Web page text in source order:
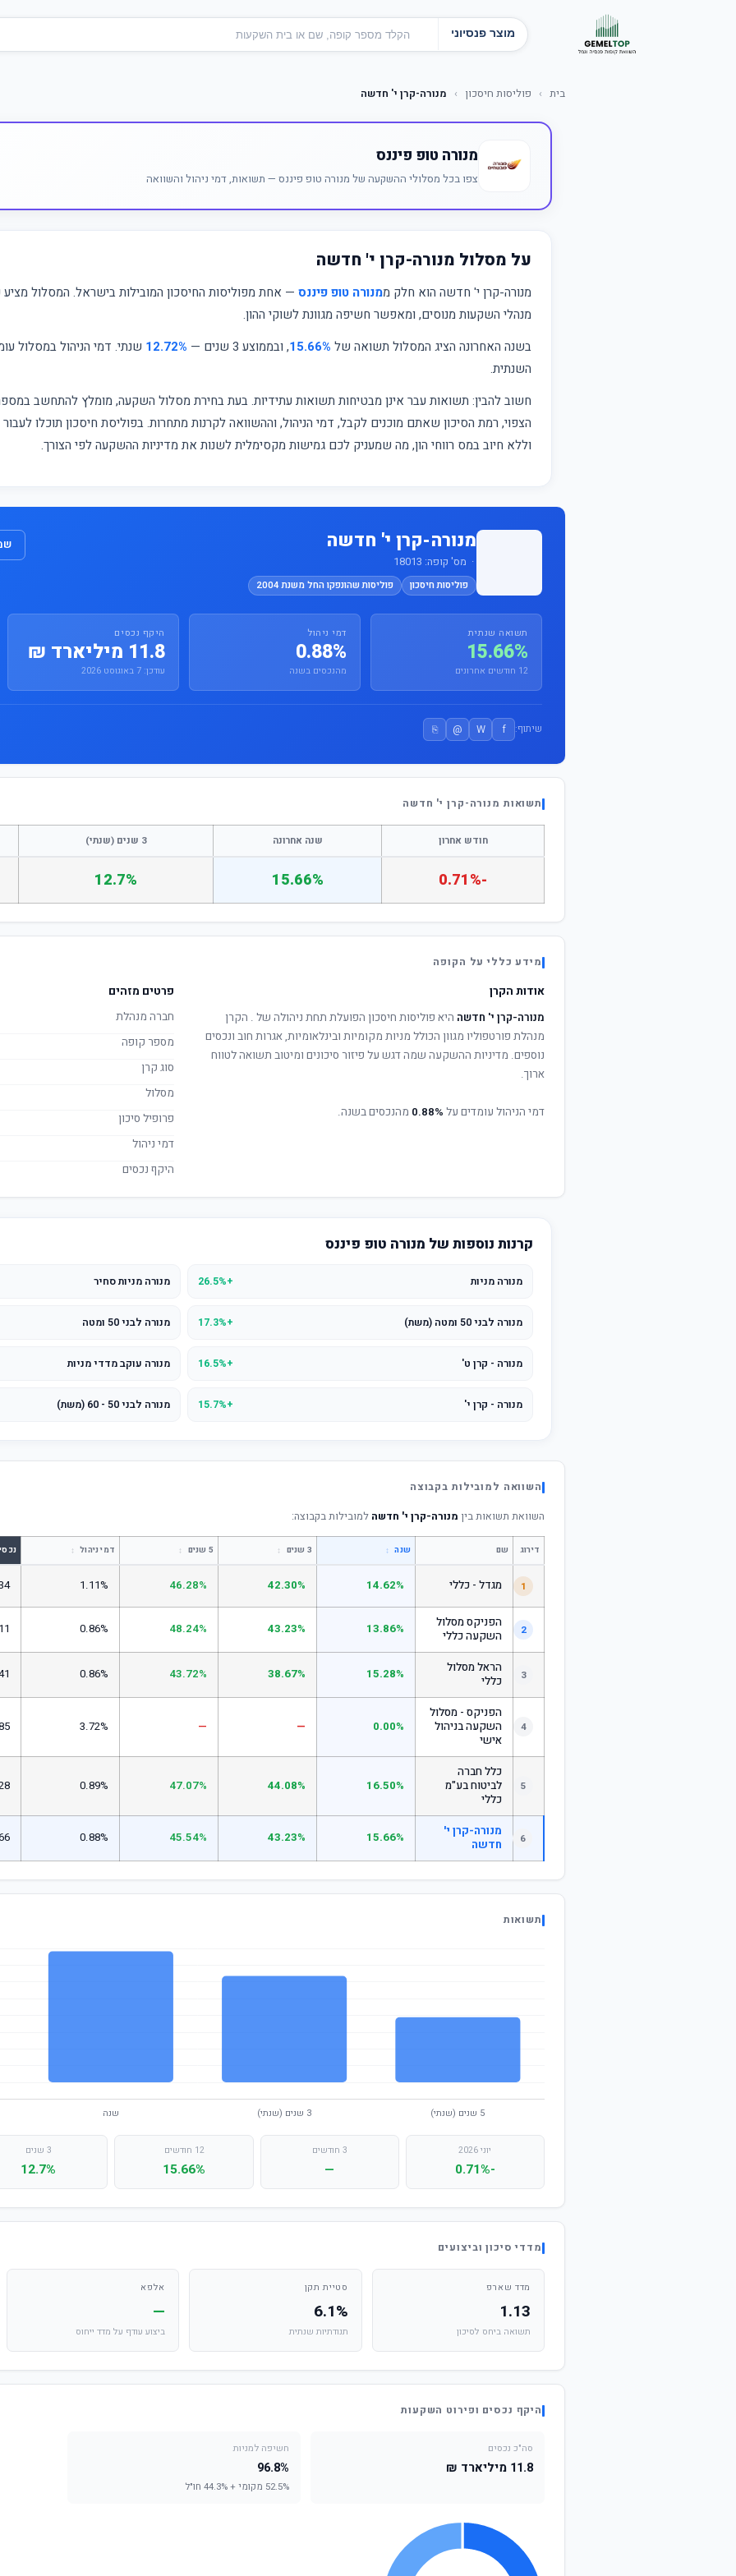
מוצר פנסיוני
בית › פוליסות חיסכון › מנורה-קרן י' חדשה
מנורה טופ פיננס
צפו בכל מסלולי ההשקעה של מנורה טופ פיננס — תשואות, דמי ניהול והשוואה
על מסלול מנורה-קרן י' חדשה
מנורה-קרן י' חדשה הוא חלק ממנורה טופ פיננס — אחת מפוליסות החיסכון המובילות בישראל. המסלול מציע
מנהלי השקעות מנוסים, ומאפשר חשיפה מגוונת לשוקי ההון.
בשנה האחרונה הציג המסלול תשואה של 15.66%, ובממוצע 3 שנים — 12.72% שנתי. דמי הניהול במסלול
השנתית.
חשוב להבין: תשואות עבר אינן מבטיחות תשואות עתידיות. בעת בחירת מסלול השקעה, מומלץ להתחשב
הצפוי, רמת הסיכון שאתם מוכנים לקבל, דמי הניהול, וההשוואה לקרנות מתחרות. בפוליסת חיסכון תוכלו
וללא חיוב במס רווחי הון, מה שמעניק לכם גמישות מקסימלית לשנות את מדיניות ההשקעה לפי הצורך.
מנורה-קרן י' חדשה
· מס' קופה: 18013
פוליסות חיסכון פוליסות שהונפקו החל משנת 2004
תשואה שנתית
15.66%
12 חודשים אחרונים
דמי ניהול
0.88%
מהנכסים בשנה
היקף נכסים
11.8 מיליארד ₪
עודכן: 7 באוגוסט 2026
שיתוף: f
W
@
⎘
תשואות מנורה-קרן י' חדשה
חודש אחרון שנה אחרונה 3 שנים (שנתי)
-0.71%
15.66%
12.7%
מידע כללי על הקופה
אודות הקרן
מנורה-קרן י' חדשה היא פוליסות חיסכון הפועלת תחת ניהולה של . הקרן
מנהלת פורטפוליו מגוון הכולל מניות מקומיות ובינלאומיות, אגרות חוב ונכסים
נוספים. מדיניות ההשקעה שמה דגש על פיזור סיכונים ומיטוב תשואה לטווח
ארוך.
דמי הניהול עומדים על 0.88% מהנכסים בשנה.
פרטים מזהים
חברה מנהלת
מספר קופה
סוג קרן
מסלול
פרופיל סיכון
דמי ניהול
היקף נכסים
קרנות נוספות של מנורה טופ פיננס
מנורה מניות +26.5% מנורה מניות סחיר
מנורה לבני 50 ומטה (משת) +17.3% מנורה לבני 50 ומטה
מנורה - קרן ט' +16.5% מנורה עוקב מדדי מניות
מנורה - קרן י' +15.7% מנורה לבני 50 - 60 (משת)
השוואה למובילות בקבוצה
השוואת תשואות בין מנורה-קרן י' חדשה למובילות בקבוצה:
דירוג שם שנה ↕ 3 שנים ↕ 5 שנים ↕ דמי ניהול ↕
1 מגדל - כללי 14.62%
42.30%
46.28%
1.11%
2
הפניקס מסלול
השקעה כללי
13.86%
43.23%
48.24%
0.86%
3
הראל מסלול
כללי
15.28%
38.67%
43.72%
0.86%
4
הפניקס - מסלול
השקעה בניהול
אישי
0.00%
—
—
3.72%
5
כלל חברה
לביטוח בע"מ
כללי
16.50%
44.08%
47.07%
0.89%
6
מנורה-קרן י'
חדשה
15.66%
43.23%
45.54%
0.88%
תשואות
יוני 2026
-0.71%
3 חודשים
—
12 חודשים
15.66%
3 שנים
12.7%
מדדי סיכון וביצועים
מדד שארפ
1.13
תשואה ביחס לסיכון
סטיית תקן
6.1%
תנודתיות שנתית
אלפא
—
ביצוע עודף על מדד ייחוס
היקף נכסים ופירוט השקעות
סה"כ נכסים
11.8 מיליארד ₪
חשיפה למניות
96.8%
52.5% מקומי + 44.3% חו"ל